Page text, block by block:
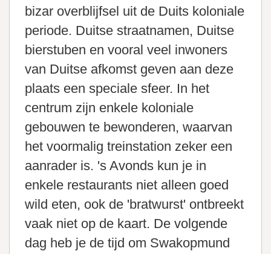
bizar overblijfsel uit de Duits koloniale
periode. Duitse straatnamen, Duitse
bierstuben en vooral veel inwoners
van Duitse afkomst geven aan deze
plaats een speciale sfeer. In het
centrum zijn enkele koloniale
gebouwen te bewonderen, waarvan
het voormalig treinstation zeker een
aanrader is. 's Avonds kun je in
enkele restaurants niet alleen goed
wild eten, ook de 'bratwurst' ontbreekt
vaak niet op de kaart. De volgende
dag heb je de tijd om Swakopmund